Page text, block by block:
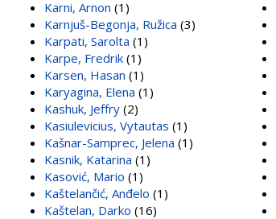
Karni, Arnon (1)
Karnjuš-Begonja, Ružica (3)
Karpati, Sarolta (1)
Karpe, Fredrik (1)
Karsen, Hasan (1)
Karyagina, Elena (1)
Kashuk, Jeffry (2)
Kasiulevicius, Vytautas (1)
Kašnar-Samprec, Jelena (1)
Kasnik, Katarina (1)
Kasović, Mario (1)
Kaštelančić, Anđelo (1)
Kaštelan, Darko (16)